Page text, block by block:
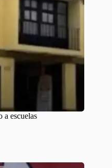
a escuelas